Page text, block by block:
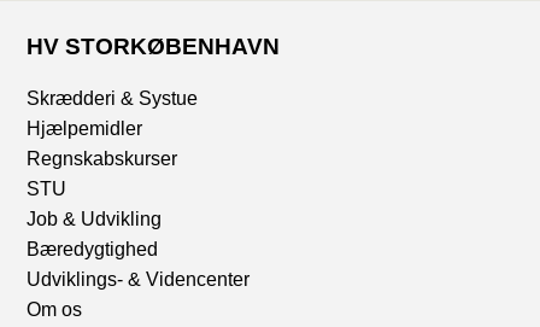
HV STORKØBENHAVN
Skrædderi & Systue
Hjælpemidler
Regnskabskurser
STU
Job & Udvikling
Bæredygtighed
Udviklings- & Videncenter
Om os